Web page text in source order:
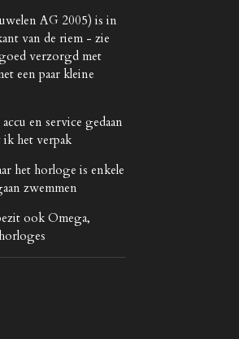
AG 2005) is in
van de riem - zie
verzorgd met
een paar kleine
en service gedaan
het verpak
het horloge is enkele
zwemmen
ook Omega,